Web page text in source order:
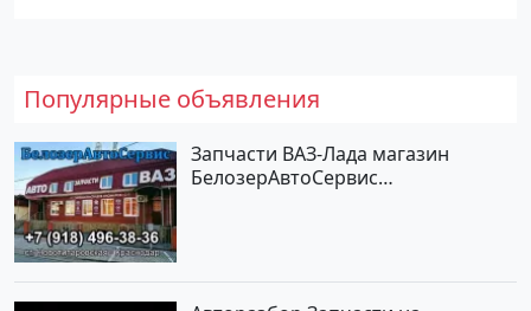
Популярные объявления
Запчасти ВАЗ-Лада магазин
БелозерАвтоСервис